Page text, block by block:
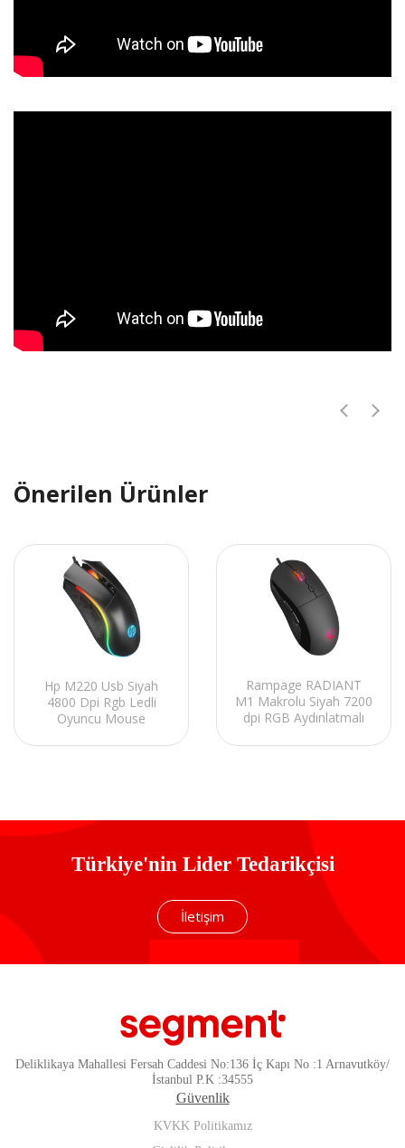
Önerilen Ürünler
Hp M220 Usb Siyah
4800 Dpi Rgb Ledli
Oyuncu Mouse
Rampage RADIANT
M1 Makrolu Siyah 7200
dpi RGB Aydınlatmalı
Türkiye'nin Lider Tedarikçisi
İletişim
Deliklikaya Mahallesi Fersah Caddesi No:136 İç Kapı No :1 Arnavutköy/
İstanbul P.K :34555
Güvenlik
KVKK Politikamız